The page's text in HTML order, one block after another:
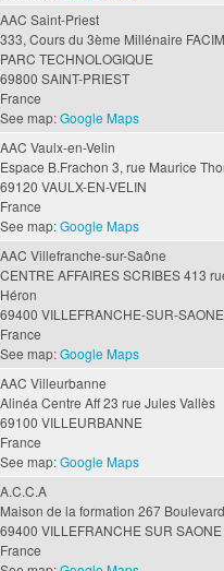
AAC Saint-Priest
333, Cours du 3ème Millénaire
PARC TECHNOLOGIQUE
69800 SAINT-PRIEST
France
See map:Google Maps
AAC Vaulx-en-Velin
Espace B.Frachon 3, rue Maurice
69120 VAULX-EN-VELIN
France
See map:Google Maps
AAC Villefranche-sur-Saône
CENTRE AFFAIRES SCRIBES413
Héron
69400 VILLEFRANCHE-SUR-SAONE
France
See map:Google Maps
AAC Villeurbanne
Alinéa Centre Aff23 rue Jules Vallès
69100 VILLEURBANNE
France
See map:Google Maps
A.C.C.A
Maison de la formation 267
69400 VILLEFRANCHE SUR SAONE
France